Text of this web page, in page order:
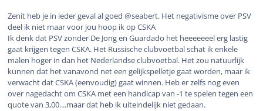
Zenit heb je in ieder geval al goed @seabert. Het negativisme over PSV
deel ik niet maar voor jou hoop ik op CSKA
Ik denk dat PSV zonder De Jong en Guardado het heeeeeeel erg lastig
gaat krijgen tegen CSKA. Het Russische clubvoetbal schat ik enkele
malen hoger in dan het Nederlandse clubvoetbal. Het zou natuurlijk
kunnen dat het vanavond net een gelijkspelletje gaat worden, maar ik
verwacht dat CSKA (eenvoudig) gaat winnen. Heb er zelfs nog even
over nagedacht om CSKA met een handicap van -1 te spelen tegen een
quote van 3,00....maar dat heb ik uiteindelijk niet gedaan.